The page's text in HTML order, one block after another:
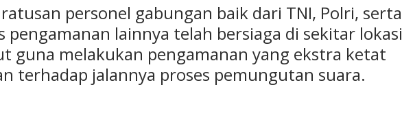
personel gabungan baik dari TNI, Polri, serta
pengamanan lainnya telah bersiaga di sekitar lokasi
guna melakukan pengamanan yang ekstra ketat
terhadap jalannya proses pemungutan suara.